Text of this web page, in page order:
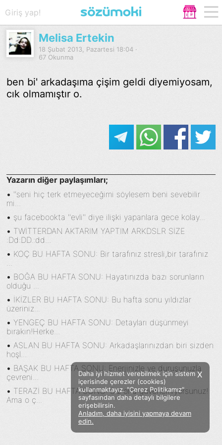
Facebook Twitter Instagram
Sözümoki © 2020 - V.8
Giriş yap!
Melisa Ertekin
18 Şubat 2013, Pazartesi 18:04 ·
67 Okunma
ben bi' arkadaşıma çişim geldi diyemiyosam,
cık olmamıştır o.
Yazarın diğer paylaşımları;
• ''seni hiç terk etmeyeceğimi söylesem beni sevebilir
mi...
• şu facebookta ''evli'' diye ilişki yapanlara gece kolay...
• TWİTTERDAN AKTARIM YAPTIM ARKDSLR SİZE
:Dd:DD.:dd...
• KOÇ BU HAFTA SONU: Bir tarafınız stresli,bir tarafınız
...
• BOĞA BU HAFTA SONU: Hayatınızda bazı sorunların
olduğu ...
• İKİZLER BU HAFTA SONU: Bu hafta sonu yıldızlar
üzeriniz...
•YENGEÇ BU HAFTA SONU: Detayları düşünmeyi
bırakın!Herke...
•ASLAN BU HAFTA SONU: Arkadaşlarınızdan biri sizden
hoşl...
• BAŞAK BU HAFTA SONU: Enerjinizle ve duruşunuzla
çevreni...
• TERAZİ BU HAFTA SONU: Siz ona güvenemiyorsunuz!
Ama o ç...
X
Daha iyi hizmet verebilmek için sistem
içerisinde çerezler (cookies)
kullanmaktayız. "Çerez Politikamız"
sayfasından daha detaylı bilgilere
erişebilirsin.
Anladım, daha iyisini yapmaya devam
edin.